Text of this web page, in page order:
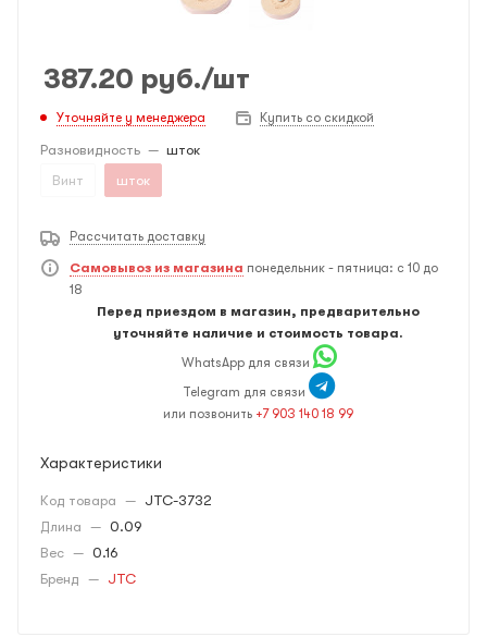
387.20 руб./шт
Уточняйте у менеджера Купить со скидкой
Разновидность — шток
Винт
шток
Рассчитать доставку
Самовывоз из магазина понедельник - пятница: с 10 до
18
Перед приездом в магазин, предварительно
уточняйте наличие и стоимость товара.
WhatsApp для связи
Telegram для связи
или позвонить +7 903 140 18 99
Характеристики
Код товара — JTC-3732
Длина — 0.09
Вес — 0.16
Бренд — JTC